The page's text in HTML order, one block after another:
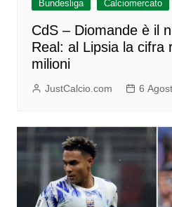
Bundesliga Calciomercato
CdS – Diomande è il
Real: al Lipsia la cifra
milioni
JustCalcio.com 6